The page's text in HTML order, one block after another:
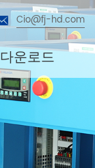
Cio@fj-hd.com
다운로드